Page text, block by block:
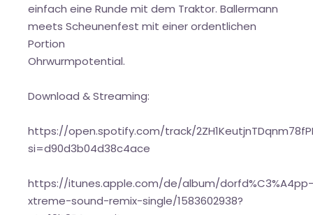
einfach eine Runde mit dem Traktor. Ballermann
meets Scheunenfest mit einer ordentlichen
Portion
Ohrwurmpotential.
Download & Streaming:
https://open.spotify.com/track/
si=d90d3b04d38c4ace
https://itunes.apple.com/de/album/
xtreme-sound-remix-single/1583602938?